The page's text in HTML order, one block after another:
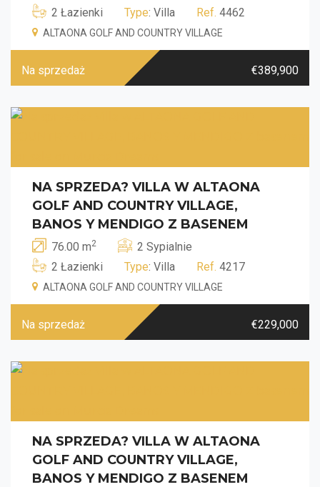
2 Łazienki
Type: Villa Ref. 4462
ALTAONA GOLF AND COUNTRY VILLAGE
Na sprzedaż €389,900
NA SPRZEDA? VILLA W ALTAONA
GOLF AND COUNTRY VILLAGE,
BANOS Y MENDIGO Z BASENEM
76.00 m2
2 Sypialnie
2 Łazienki
Type: Villa Ref. 4217
ALTAONA GOLF AND COUNTRY VILLAGE
Na sprzedaż €229,000
NA SPRZEDA? VILLA W ALTAONA
GOLF AND COUNTRY VILLAGE,
BANOS Y MENDIGO Z BASENEM